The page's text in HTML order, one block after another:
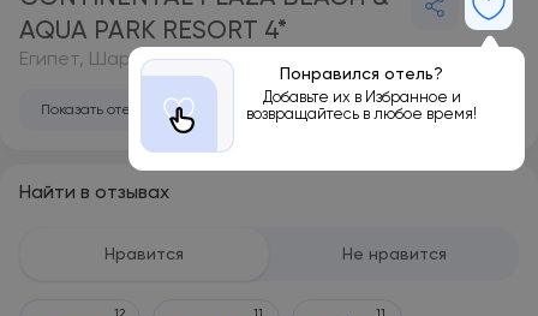
AQUA PARK RESORT 4*
Понравился отель?
Добавьте их в Избранное и
возвращайтесь в любое время!
Египет, Шарм-эль-Шейх
Показать отель на карте
Найти в отзывах
Нравится Не нравится
12 11 11